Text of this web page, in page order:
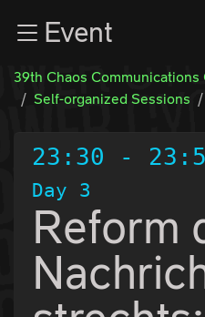
Zum InhaltEvent
39th Chaos Communications
Self-organized Sessions
23:30 -
Day 3
Reform